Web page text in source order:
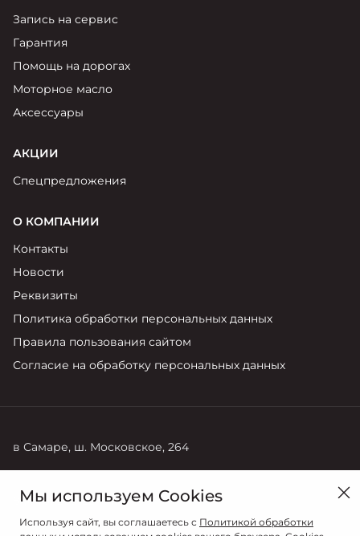
Запись на сервис
Гарантия
Помощь на дорогах
Моторное масло
Аксессуары
АКЦИИ
Спецпредложения
О КОМПАНИИ
Контакты
Новости
Реквизиты
Политика обработки персональных данных
Правила пользования сайтом
Согласие на обработку персональных данных
в Самаре, ш. Московское, 264
8 (846) 269-22-44
Мы используем Cookies
Используя сайт, вы соглашаетесь с Политикой обработки